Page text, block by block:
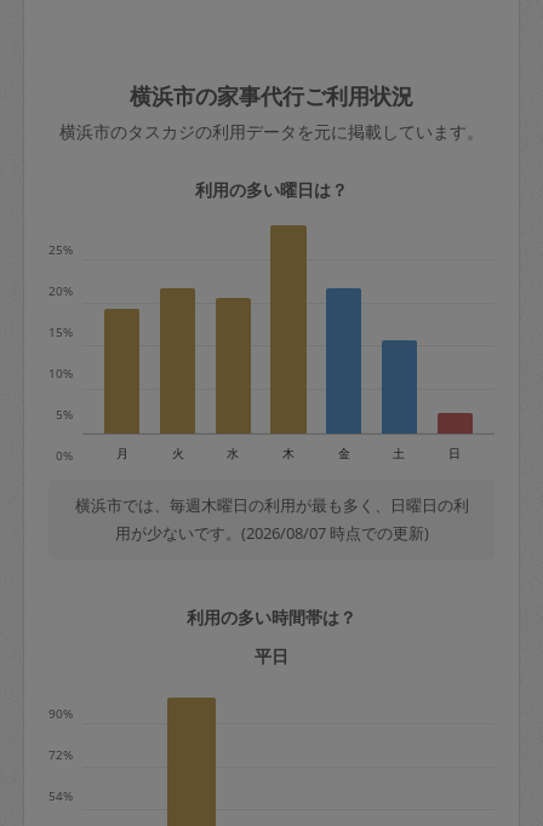
依頼者不在による当日キャンセル＝依頼
金額の100%＋交通費全額
※例：依頼日時／土曜日午前9時開始の場
50%
金曜日9時～土曜日8時まで＝依頼金額の
＋交通費全額
依頼者不在による当日キャンセル＝依頼
金額の100%＋交通費全額
定期契約をキャンセルする場合、毎週定
期は月2回まで隔週定期は月1回までキャ
きた場合は損害保険の対象外となるので
ご注意ください。
玉、など
あわせてこちらも参照ください：初めて
はありますか？
横浜市の家事代行ご利用状況
横浜市のタスカジの利用データを元に掲載しています。
利用の多い曜日は？
0%
5%
10%
15%
20%
25%
月 火 水 木 金 土 日
横浜市では、毎週木曜日の利用が最も多く、日曜日の利
用が少ないです。(2026/08/07 時点での更新)
利用の多い時間帯は？
平日
54%
72%
90%